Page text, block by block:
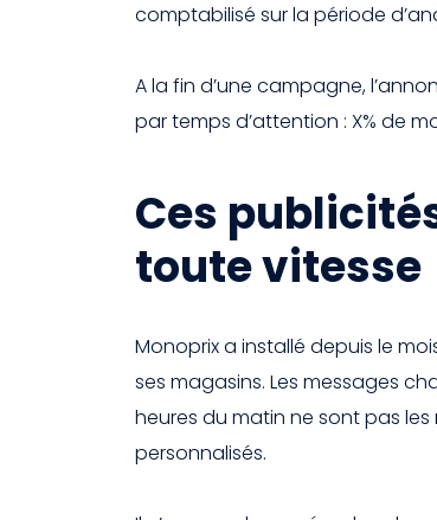
comptabilisé sur la période
A la fin d’une campagne,
par temps d’attention : X% de
Ces
toute vitesse
Monoprix a installé depuis le
ses magasins. Les messages
heures du matin ne sont pas
personnalisés.